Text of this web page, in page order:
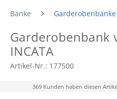
Bänke Garderobenbänke
Garderobenbank
INCATA
Artikel-Nr.: 177500
369 Kunden haben diesen